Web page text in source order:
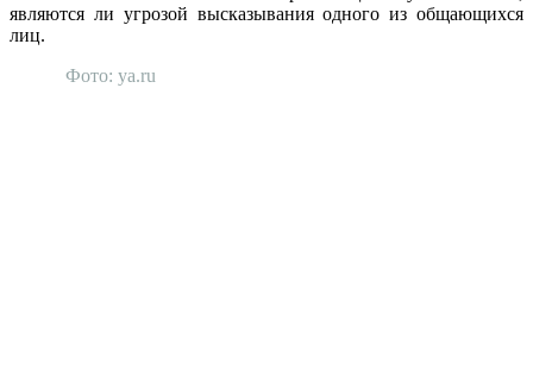
являются ли угрозой высказывания одного из общающихся
лиц.
Фото: ya.ru